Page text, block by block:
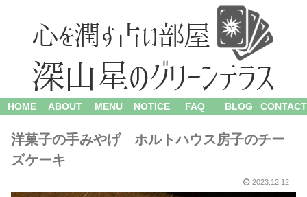
HOME ABOUT MENU NOTICE FAQ BLOG CONTACT
洋菓子の手みやげ ホルトハウス房子のチー
ズケーキ
2023.12.12